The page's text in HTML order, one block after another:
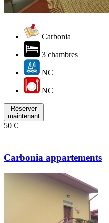
Carbonia
3 chambres
NC
NC
Réserver
maintenant
50 €
Carbonia appartements